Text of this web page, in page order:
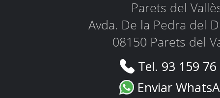
Parets del
Avda. De la Pedra del
08150 Parets del
Tel. 93 159
Enviar